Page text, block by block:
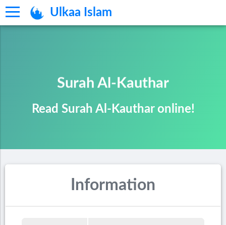
Ulkaa Islam
Surah Al-Kauthar
Read Surah Al-Kauthar online!
Information